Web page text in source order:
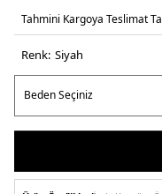
Tahmini Kargoya Teslimat
Renk: si̇yah